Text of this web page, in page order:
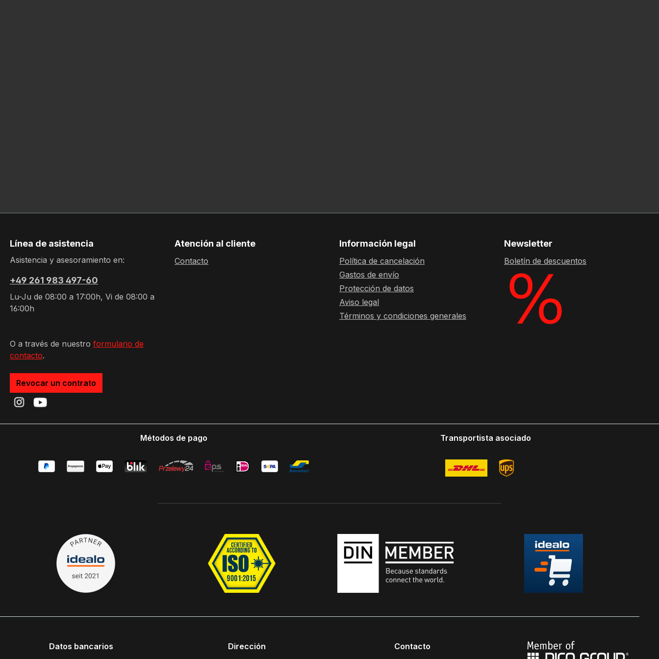
Línea de asistencia
Asistencia y asesoramiento en:
+49 261 983 497-60
Lu-Ju de 08:00 a 17:00h, Vi de 08:00 a
16:00h
O a través de nuestro formulario de
contacto.
Revocar un contrato
Atención al cliente
Contacto
Información legal
Política de cancelación
Gastos de envío
Protección de datos
Aviso legal
Términos y condiciones generales
Newsletter
Boletín de descuentos
Métodos de pago Transportista asociado
Datos bancarios Dirección Contacto